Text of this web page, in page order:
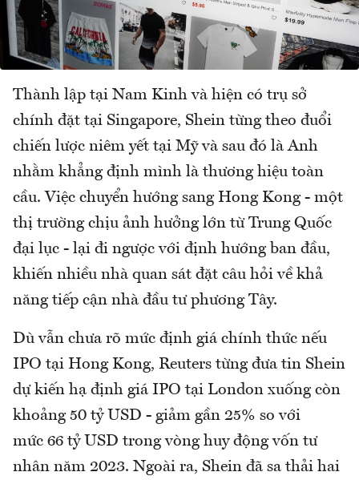
Thành lập tại Nam Kinh và hiện có trụ sở
chính đặt tại Singapore, Shein từng theo đuổi
chiến lược niêm yết tại Mỹ và sau đó là Anh
nhằm khẳng định mình là thương hiệu toàn
cầu. Việc chuyển hướng sang Hong Kong - một
thị trường chịu ảnh hưởng lớn từ Trung Quốc
đại lục - lại đi ngược với định hướng ban đầu,
khiến nhiều nhà quan sát đặt câu hỏi về khả
năng tiếp cận nhà đầu tư phương Tây.
Dù vẫn chưa rõ mức định giá chính thức nếu
IPO tại Hong Kong, Reuters từng đưa tin Shein
dự kiến hạ định giá IPO tại London xuống còn
khoảng 50 tỷ USD - giảm gần 25% so với
mức 66 tỷ USD trong vòng huy động vốn tư
nhân năm 2023. Ngoài ra, Shein đã sa thải hai